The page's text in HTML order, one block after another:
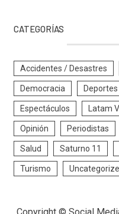
CATEGORÍAS
Accidentes / Desastres
Democracia Deportes
Espectáculos Latam
Opinión Periodistas
Salud Saturno 11
Turismo